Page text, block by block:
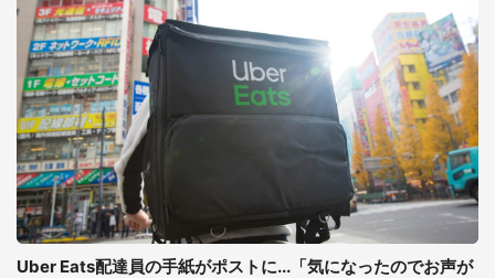
Uber Eats配達員の手紙がポストに...「気になったのでお声が